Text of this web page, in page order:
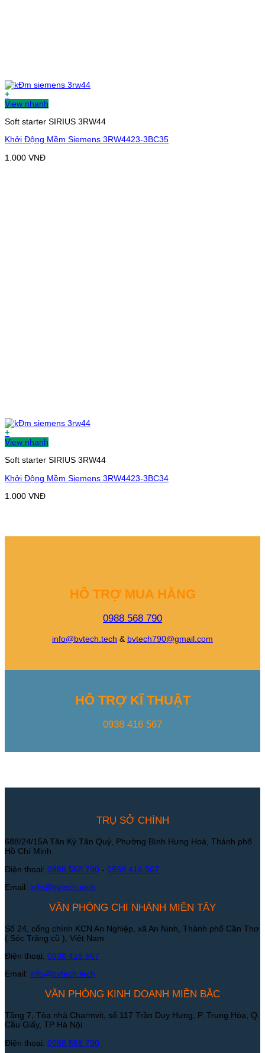
+
View nhanh
Soft starter SIRIUS 3RW44
Khởi Động Mềm Siemens 3RW4423-3BC35
1.000 VNĐ
+
View nhanh
Soft starter SIRIUS 3RW44
Khởi Động Mềm Siemens 3RW4423-3BC34
1.000 VNĐ
HỖ TRỢ MUA HÀNG
0988 568 790
info@bvtech.tech & bvtech790@gmail.com
HỖ TRỢ KĨ THUẬT
0938 416 567
TRỤ SỞ CHÍNH
688/24/15A Tân Kỳ Tân Quý, Phường Bình Hưng Hoà, Thành phố
Hồ Chí Minh
Điện thoại: 0988 568 790 - 0938 416 567
Email: info@bvtech.tech
VĂN PHÒNG CHI NHÁNH MIỀN TÂY
Số 24, cổng chính KCN An Nghiệp, xã An Ninh, Thành phố Cần Thơ
( Sóc Trăng cũ ), Việt Nam
Điện thoại: 0938 416 567
Email: info@bvtech.tech
VĂN PHÒNG KINH DOANH MIỀN BẮC
Tầng 7, Tòa nhà Charmvit, số 117 Trần Duy Hưng, P. Trung Hòa, Q.
Cầu Giấy, TP Hà Nội
Điện thoại: 0988 568 790